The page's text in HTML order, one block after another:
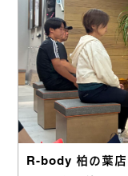
R-body 柏の葉店